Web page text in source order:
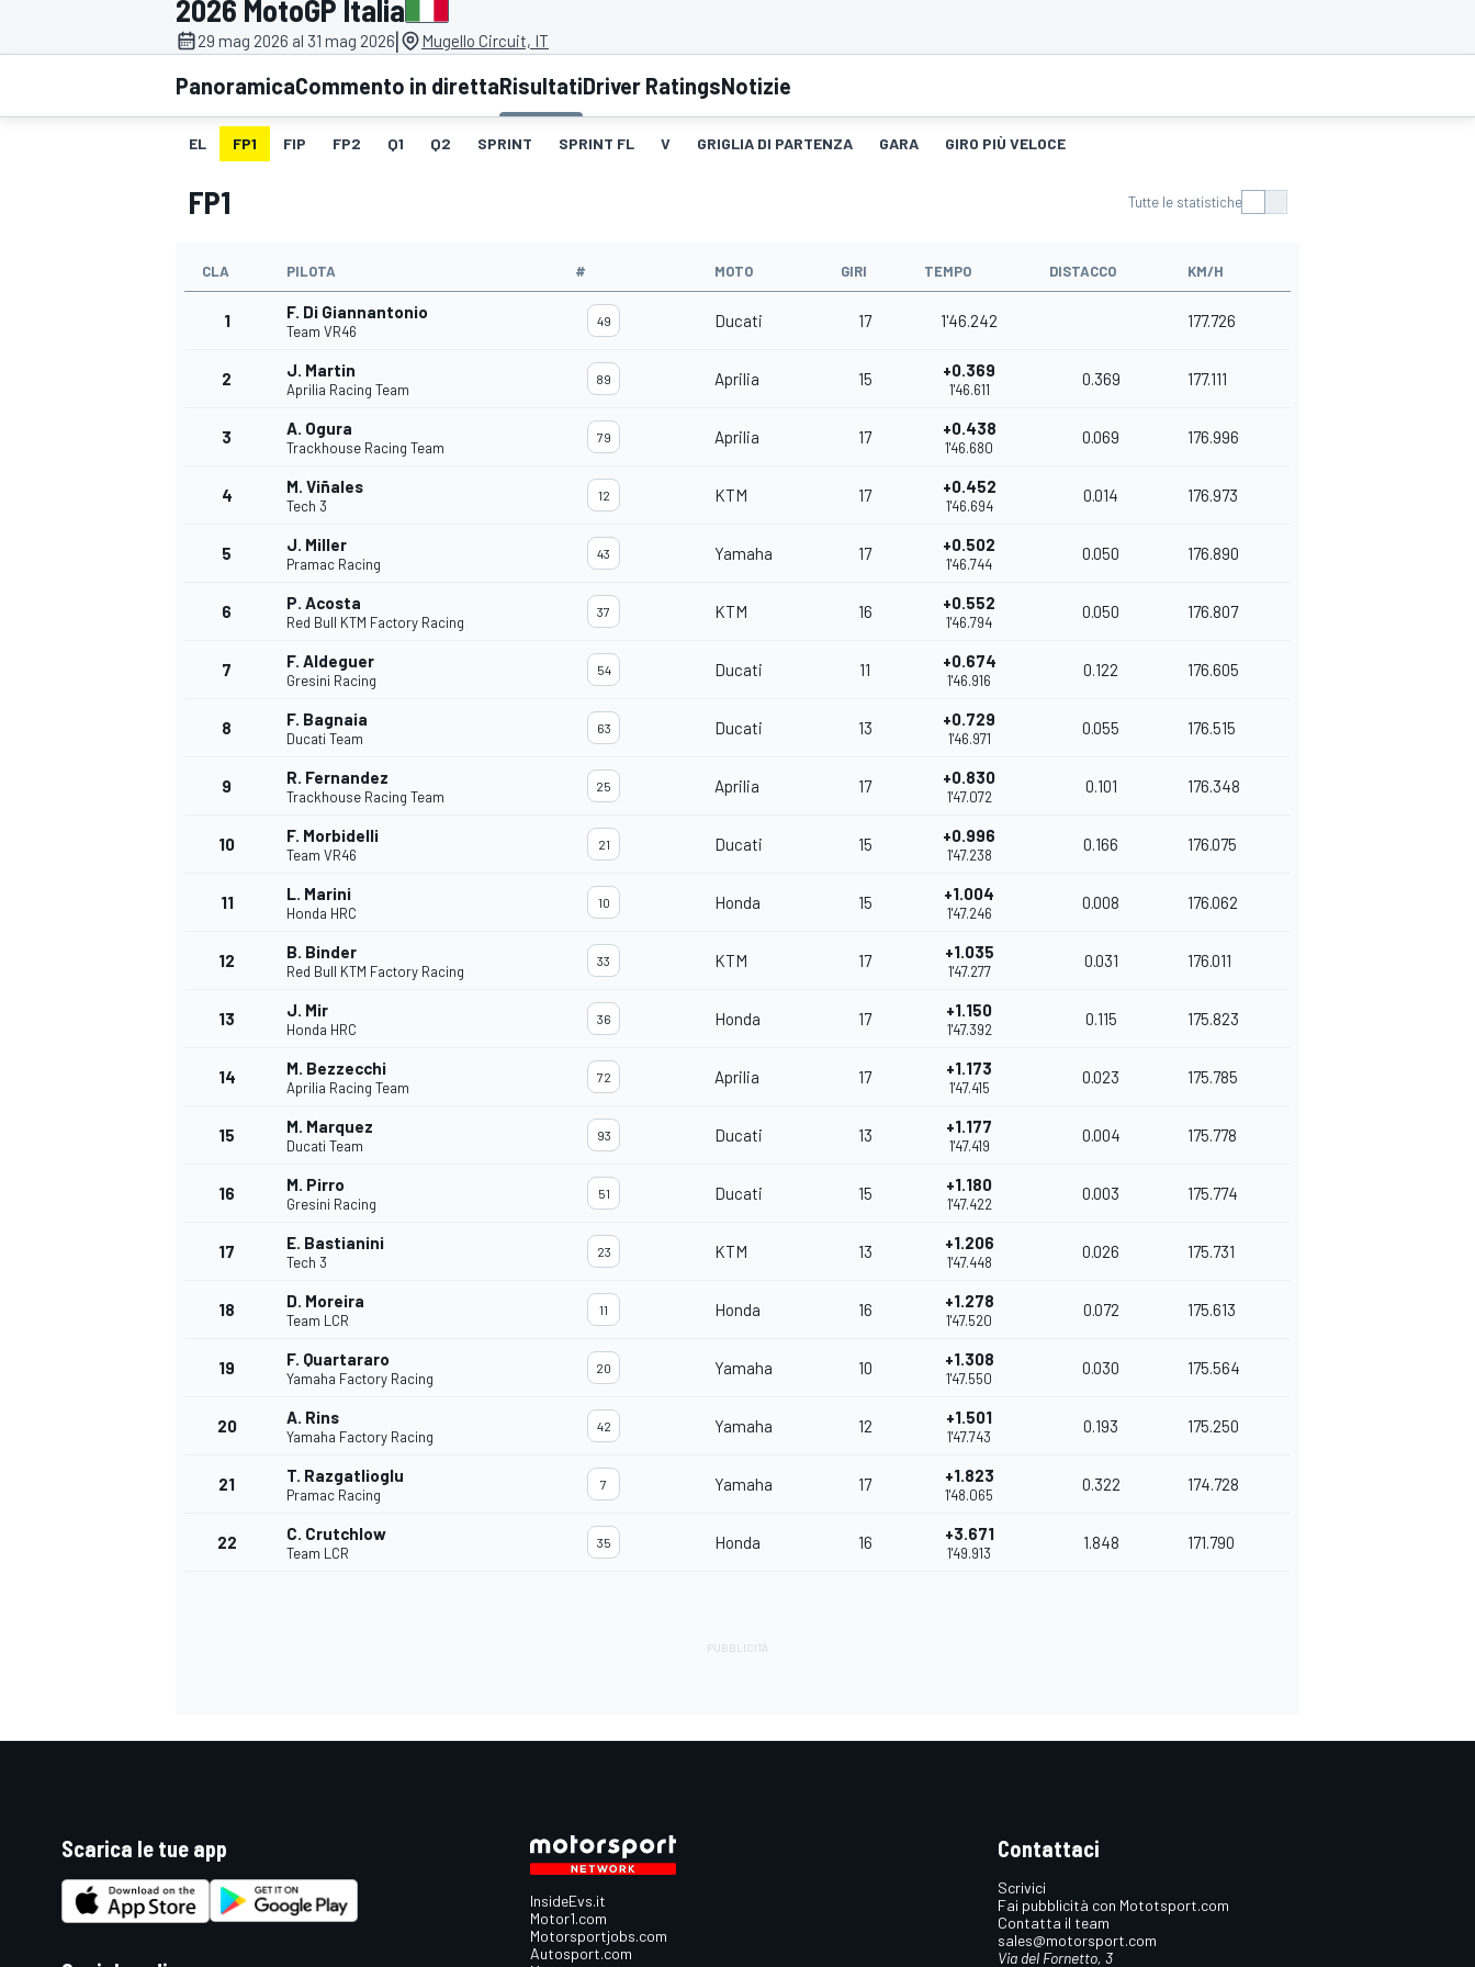
MOTOGP WEC
WRC
MONOPOSTO
2026 MotoGP Italia
29 mag 2026 al 31 mag 2026| Mugello Circuit, IT
PanoramicaCommento in direttaRisultatiDriver RatingsNotizie
EL FP1 FIP FP2 Q1 Q2 SPRINT SPRINT FL V GRIGLIA DI PARTENZA GARA GIRO PIÙ VELOCE
FP1 Tutte le statistiche
CLA PILOTA # MOTO GIRI TEMPO DISTACCO KM/H
1 F. Di Giannantonio
Team VR46
49 Ducati 17 1'46.242 177.726
2 J. Martin
Aprilia Racing Team
89 Aprilia 15 +0.369
1'46.611
0.369 177.111
3 A. Ogura
Trackhouse Racing Team
79 Aprilia 17 +0.438
1'46.680
0.069 176.996
4 M. Viñales
Tech 3
12 KTM 17 +0.452
1'46.694
0.014 176.973
5 J. Miller
Pramac Racing
43 Yamaha 17 +0.502
1'46.744
0.050 176.890
6 P. Acosta
Red Bull KTM Factory Racing
37 KTM 16 +0.552
1'46.794
0.050 176.807
7 F. Aldeguer
Gresini Racing
54 Ducati 11 +0.674
1'46.916
0.122 176.605
8 F. Bagnaia
Ducati Team
63 Ducati 13 +0.729
1'46.971
0.055 176.515
9 R. Fernandez
Trackhouse Racing Team
25 Aprilia 17 +0.830
1'47.072
0.101 176.348
10 F. Morbidelli
Team VR46
21 Ducati 15 +0.996
1'47.238
0.166 176.075
11 L. Marini
Honda HRC
10 Honda 15 +1.004
1'47.246
0.008 176.062
12 B. Binder
Red Bull KTM Factory Racing
33 KTM 17 +1.035
1'47.277
0.031 176.011
13 J. Mir
Honda HRC
36 Honda 17 +1.150
1'47.392
0.115 175.823
14 M. Bezzecchi
Aprilia Racing Team
72 Aprilia 17 +1.173
1'47.415
0.023 175.785
15 M. Marquez
Ducati Team
93 Ducati 13 +1.177
1'47.419
0.004 175.778
16 M. Pirro
Gresini Racing
51 Ducati 15 +1.180
1'47.422
0.003 175.774
17 E. Bastianini
Tech 3
23 KTM 13 +1.206
1'47.448
0.026 175.731
18 D. Moreira
Team LCR
11 Honda 16 +1.278
1'47.520
0.072 175.613
19 F. Quartararo
Yamaha Factory Racing
20 Yamaha 10 +1.308
1'47.550
0.030 175.564
20 A. Rins
Yamaha Factory Racing
42 Yamaha 12 +1.501
1'47.743
0.193 175.250
21 T. Razgatlioglu
Pramac Racing
7 Yamaha 17 +1.823
1'48.065
0.322 174.728
22 C. Crutchlow
Team LCR
35 Honda 16 +3.671
1'49.913
1.848 171.790
Scarica le tue app
InsideEvs.it
Motor1.com
Motorsportjobs.com
Autosport.com
Contattaci
Scrivici
Fai pubblicità con Mototsport.com
Contatta il team
sales@motorsport.com
Via del Fornetto, 3